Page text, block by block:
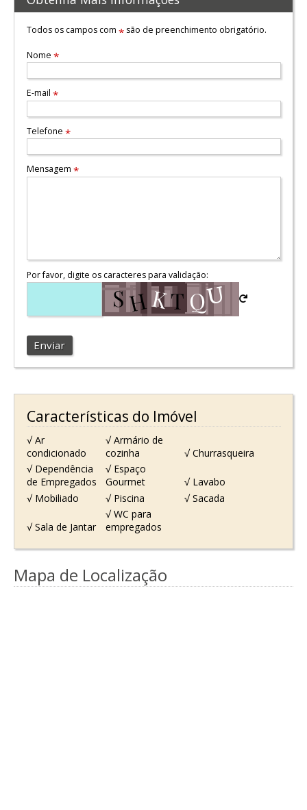
Todos os campos com *são de preenchimento obrigatório.
Nome *
E-mail *
Telefone *
Mensagem *
Por favor, digite os caracteres para validação:
Enviar
Características do Imóvel
√ Ar
condicionado
√ Armário de
cozinha
√ Churrasqueira
√ Dependência
de Empregados
√ Espaço
Gourmet
√ Lavabo
√ Mobiliado
√ Piscina √ Sacada
√ Sala de Jantar
√ WC para
empregados
Mapa de Localização